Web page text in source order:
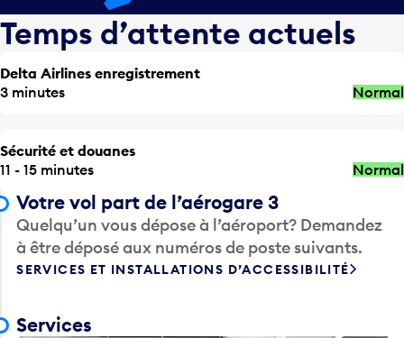
Temps d’attente actuels
Delta Airlines enregistrement
3 minutes
Normal
Sécurité et douanes
11 - 15 minutes
Normal
Votre vol part de l’aérogare 3
Quelqu’un vous dépose à l’aéroport? Demandez
à être déposé aux numéros de poste suivants.
SERVICES ET INSTALLATIONS D’ACCESSIBILITÉ
Services